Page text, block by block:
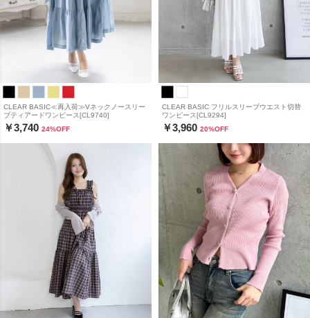
CLEAR BASIC≪再入荷≫Vネックノースリー
ブティアードワンピース[CL9740]
￥3,740 24%OFF
CLEAR BASIC フリルスリーブウエスト切替
ワンピース[CL9294]
￥3,960 20%OFF